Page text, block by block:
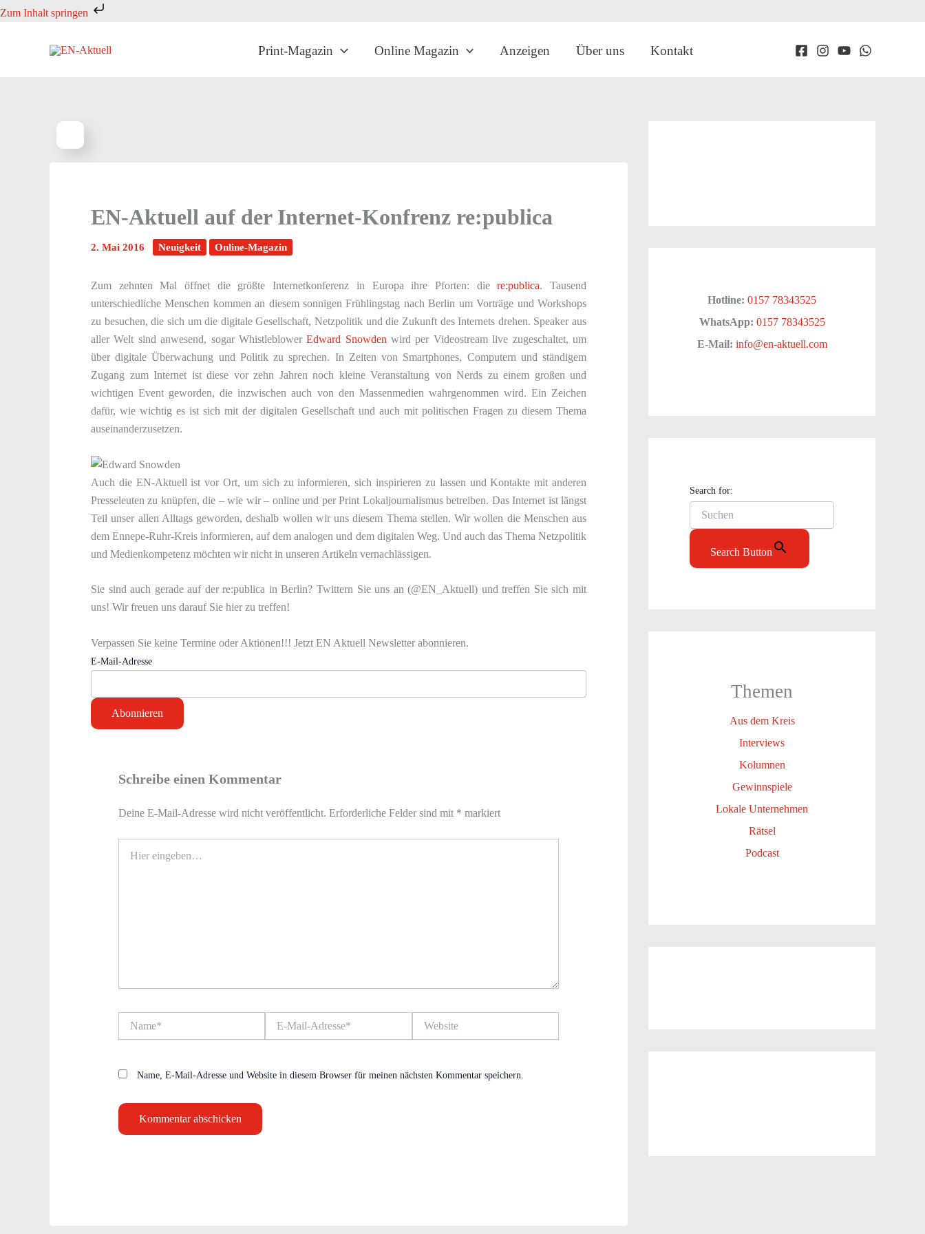
Zum Inhalt springen
Zum
Print-Magazin Online Magazin Anzeigen Über uns Kontakt
EN-Aktuell auf der Internet-Konfrenz re:publica
2. Mai 2016 Neuigkeit Online-Magazin
Zum zehnten Mal öffnet die größte Internetkonferenz in Europa ihre Pforten: diere:publica. Tausend
unterschiedliche Menschen kommen an diesem sonnigen Frühlingstag nach Berlin um Vorträge und Workshops
zu besuchen, die sich um die digitale Gesellschaft, Netzpolitik und die Zukunft des Internets drehen. Speaker aus
aller Welt sind anwesend, sogar WhistleblowerEdward Snowdenwird per Videostream live zugeschaltet, um
über digitale Überwachung und Politik zu sprechen. In Zeiten von Smartphones, Computern und ständigem
Zugang zum Internet ist diese vor zehn Jahren noch kleine Veranstaltung von Nerds zu einem großen und
wichtigen Event geworden, die inzwischen auch von den Massenmedien wahrgenommen wird. Ein Zeichen
dafür, wie wichtig es ist sich mit der digitalen Gesellschaft und auch mit politischen Fragen zu diesem Thema
auseinanderzusetzen.
Auch die EN-Aktuell ist vor Ort, um sich zu informieren, sich inspirieren zu lassen und Kontakte mit anderen
Presseleuten zu knüpfen, die – wie wir – online und per Print Lokaljournalismus betreiben. Das Internet ist längst
Teil unser allen Alltags geworden, deshalb wollen wir uns diesem Thema stellen. Wir wollen die Menschen aus
dem Ennepe-Ruhr-Kreis informieren, auf dem analogen und dem digitalen Weg. Und auch das Thema Netzpolitik
und Medienkompetenz möchten wir nicht in unseren Artikeln vernachlässigen.
Sie sind auch gerade auf der re:publica in Berlin? Twittern Sie uns an (@EN_Aktuell) und treffen Sie sich mit
uns! Wir freuen uns darauf Sie hier zu treffen!
Verpassen Sie keine Termine oder Aktionen!!! Jetzt EN Aktuell Newsletter abonnieren.
E-Mail-Adresse
Schreibe einen Kommentar
Deine E-Mail-Adresse wird nicht veröffentlicht. Erforderliche Felder sind mit * markiert
eingeben…
Mail-
Name, E-Mail-Adresse und Website in diesem Browser für meinen nächsten Kommentar speichern.
Hotline: 0157 78343525
WhatsApp: 0157 78343525
E-Mail: info@en-aktuell.com
Search for:
Search Button
Themen
Aus dem Kreis
Interviews
Kolumnen
Gewinnspiele
Lokale Unternehmen
Rätsel
Podcast